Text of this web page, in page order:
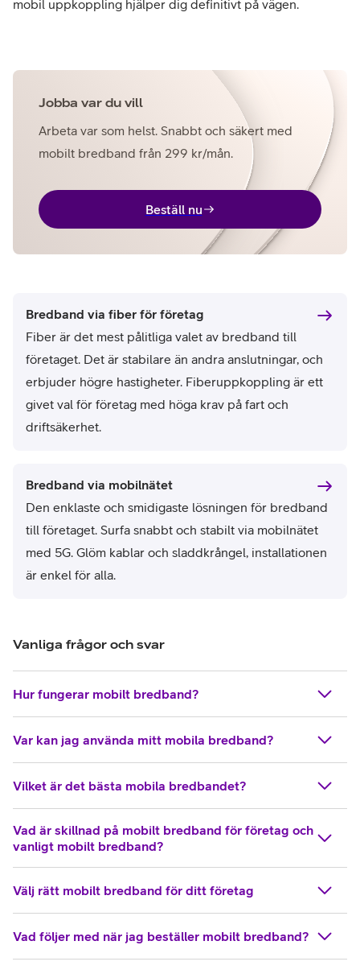
mobil uppkoppling hjälper dig definitivt på vägen.
Jobba var du vill
Arbeta var som helst. Snabbt och säkert med
mobilt bredband från 299 kr/mån.
Beställ nu
Bredband via fiber för företag
Fiber är det mest pålitliga valet av bredband till
företaget. Det är stabilare än andra anslutningar, och
erbjuder högre hastigheter. Fiberuppkoppling är ett
givet val för företag med höga krav på fart och
driftsäkerhet.
Bredband via mobilnätet
Den enklaste och smidigaste lösningen för bredband
till företaget. Surfa snabbt och stabilt via mobilnätet
med 5G. Glöm kablar och sladdkrångel, installationen
är enkel för alla.
Vanliga frågor och svar
Hur fungerar mobilt bredband?
Var kan jag använda mitt mobila bredband?
Vilket är det bästa mobila bredbandet?
Vad är skillnad på mobilt bredband för företag och
vanligt mobilt bredband?
Välj rätt mobilt bredband för ditt företag
Vad följer med när jag beställer mobilt bredband?